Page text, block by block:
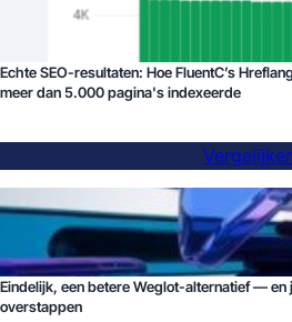
Echte SEO-resultaten: Hoe FluentC’s
meer dan 5.000 pagina's indexeerde
Eindelijk, een betere Weglot-alternatief — en
overstappen